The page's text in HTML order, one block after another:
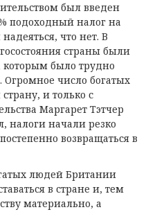
был введен
подоходный налог на
что нет. В
страны были
было трудно
Огромное число богатых
и только с
Маргарет Тэтчер
налоги начали резко
возвращаться в
людей Британии
в стране и, тем
материально, а